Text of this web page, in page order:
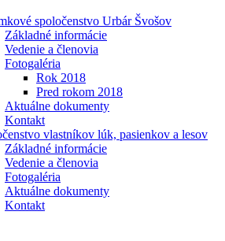
spoločenstvo Urbár Švošov
Základné informácie
Vedenie a členovia
Fotogaléria
Rok 2018
Pred rokom 2018
Aktuálne dokumenty
Kontakt
vlastníkov lúk, pasienkov a lesov
Základné informácie
Vedenie a členovia
Fotogaléria
Aktuálne dokumenty
Kontakt